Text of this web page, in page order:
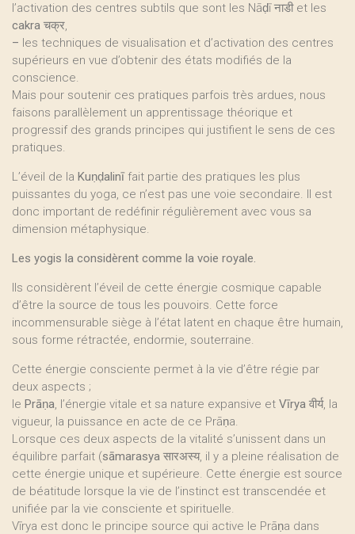
l’activation des centres subtils que sont les Nāḍī नाडी et les
cakra चक्र,
– les techniques de visualisation et d’activation des centres
supérieurs en vue d’obtenir des états modifiés de la
conscience.
Mais pour soutenir ces pratiques parfois très ardues, nous
faisons parallèlement un apprentissage théorique et
progressif des grands principes qui justifient le sens de ces
pratiques.
L’éveil de la Kuṇḍalinīfait partie des pratiques les plus
puissantes du yoga, ce n’est pas une voie secondaire. Il est
donc important de redéfinir régulièrement avec vous sa
dimension métaphysique.
Les yogis la considèrent comme la voie royale.
Ils considèrent l’éveil de cette énergie cosmique capable
d’être la source de tous les pouvoirs. Cette force
incommensurable siège à l’état latent en chaque être humain,
sous forme rétractée, endormie, souterraine.
Cette énergie consciente permet à la vie d’être régie par
deux aspects ;
le Prāṇa, l’énergie vitale et sa nature expansive et Vīrya वीर्य, la
vigueur, la puissance en acte de ce Prāṇa.
Lorsque ces deux aspects de la vitalité s’unissent dans un
équilibre parfait (sāmarasya सारअस्य, il y a pleine réalisation de
cette énergie unique et supérieure. Cette énergie est source
de béatitude lorsque la vie de l’instinct est transcendée et
unifiée par la vie consciente et spirituelle.
Vīrya est donc le principe source qui active le Prāṇa dans